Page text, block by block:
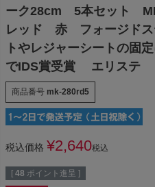
ーク28cm 5本セット
レッド 赤 フォージド
トやレジャーシートの固
でIDS賞受賞 エリステ
商品番号 mk-280rd5
税込価格 ¥2,640税込
[ 48 ポイント進呈 ]